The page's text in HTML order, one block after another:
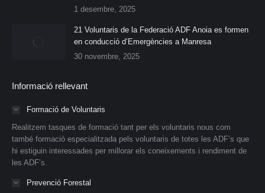
1 desembre, 2025
21 Voluntaris de la Federació ADF Anoia es formen
en conducció d’Emergències a Manresa
30 novembre, 2025
Informació rellevant
Formació de Voluntaris
Realitzem tasques de formació tant per els voluntaris nous com
també formació especialitzada pels voluntaris de totes les ADF’s que
hi estiguin interessades per millorar els coneixements i rendiment de
les ADF’s.
Prevenció Forestal